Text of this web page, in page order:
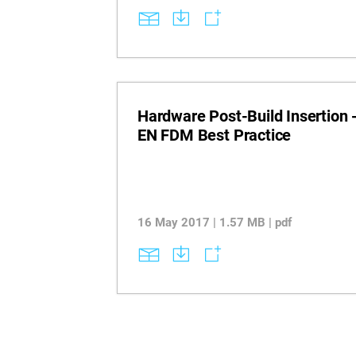
Hardware Post-Build Insertion -
EN FDM Best Practice
16 May 2017 | 1.57 MB | pdf